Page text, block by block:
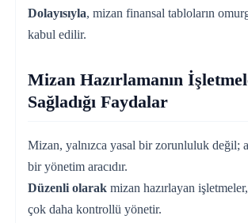
Dolayısıyla, mizan finansal tabloların
kabul edilir.
Mizan Hazırlamanın
Sağladığı Faydalar
Mizan, yalnızca yasal bir zorunluluk değil;
bir yönetim aracıdır.
Düzenli olarakmizan hazırlayan
çok daha kontrollü yönetir.